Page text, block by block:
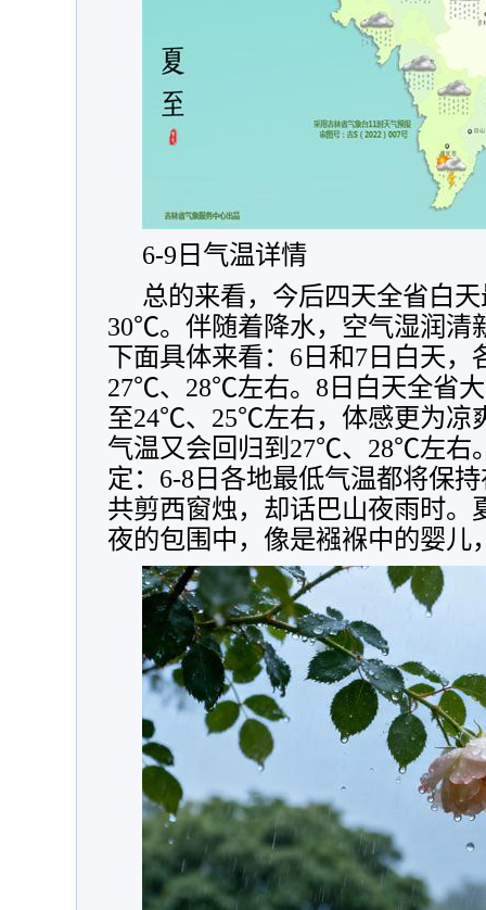
6-9日气温详情
总的来看，今后四天全省白
30℃。伴随着降水，空气湿润清
下面具体来看：6日和7日白天，
27℃、28℃左右。8日白天全省
至24℃、25℃左右，体感更为凉
气温又会回归到27℃、28℃左右
定：6-8日各地最低气温都将保
共剪西窗烛，却话巴山夜雨时。
夜的包围中，像是襁褓中的婴儿